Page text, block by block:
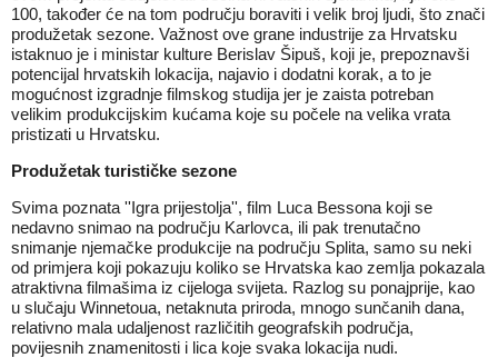
100, također će na tom području boraviti i velik broj ljudi, što znači
produžetak sezone. Važnost ove grane industrije za Hrvatsku
istaknuo je i ministar kulture Berislav Šipuš, koji je, prepoznavši
potencijal hrvatskih lokacija, najavio i dodatni korak, a to je
mogućnost izgradnje filmskog studija jer je zaista potreban
velikim produkcijskim kućama koje su počele na velika vrata
pristizati u Hrvatsku.
Produžetak turističke sezone
Svima poznata ''Igra prijestolja'', film Luca Bessona koji se
nedavno snimao na području Karlovca, ili pak trenutačno
snimanje njemačke produkcije na području Splita, samo su neki
od primjera koji pokazuju koliko se Hrvatska kao zemlja pokazala
atraktivna filmašima iz cijeloga svijeta. Razlog su ponajprije, kao
u slučaju Winnetoua, netaknuta priroda, mnogo sunčanih dana,
relativno mala udaljenost različitih geografskih područja,
povijesnih znamenitosti i lica koje svaka lokacija nudi.